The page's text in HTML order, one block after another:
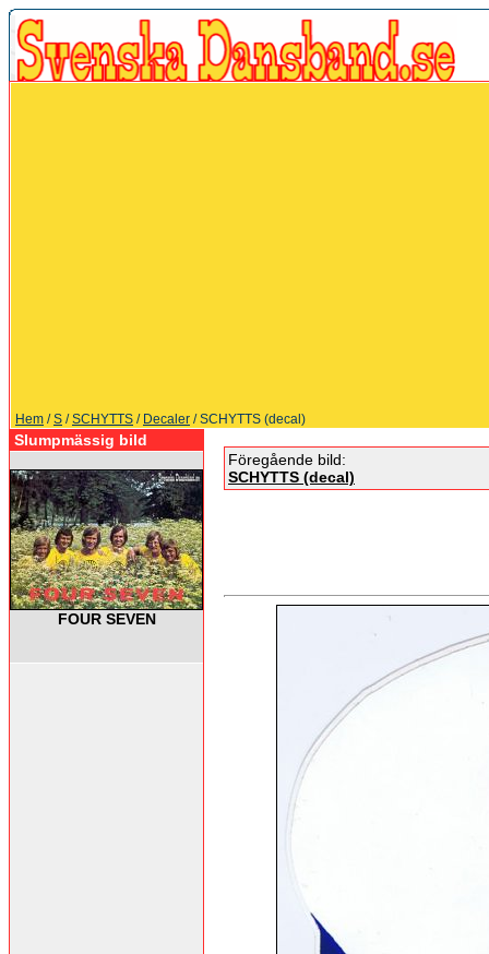
Hem /S /SCHYTTS / Decaler / SCHYTTS (decal)
Slumpmässig bild
FOUR SEVEN
Föregående bild:
SCHYTTS (decal)